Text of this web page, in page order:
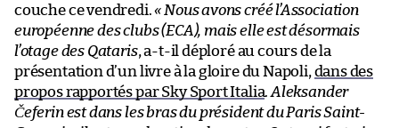
couche ce vendredi.« Nous avons créé l’Association
européenne des clubs (ECA), mais elle est désormais
l’otage des Qataris, a-t-il déploré au cours de la
présentation d’un livre à la gloire du Napoli, dans des
propos rapportés par Sky Sport Italia. Aleksander
Čeferin est dans les bras du président du Paris Saint-